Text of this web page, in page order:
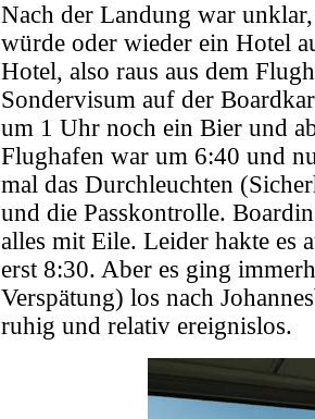
Nach der Landung war
würde oder wieder ein Hotel
Hotel, also raus aus dem
Sondervisum auf der
um 1 Uhr noch ein Bier und
Flughafen war um 6:40 und
mal das Durchleuchten
und die Passkontrolle.
alles mit Eile. Leider hakte es
erst 8:30. Aber es ging
Verspätung) los nach
ruhig und relativ ereignislos.